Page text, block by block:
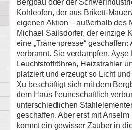
Bergbau oder der
Kohleofen, der aus Brikett-
eigenen Aktion – außerhalb des
Michael Sailsdorfer, der einzige
eine „Tränenpresse“
verbrannt. Sie verdampfen.
Leuchtstoffröhren, Heizstrahler
platziert und erzeugt so Licht
Xu beschäftigt sich mit dem
dem Haus freundschaftlich
unterschiedlichen
geschaffen. Aber erst mit
kommt ein gewisser Zauber in